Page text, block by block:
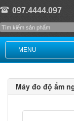
097.4444.097
MENU
Máy đo độ ẩm